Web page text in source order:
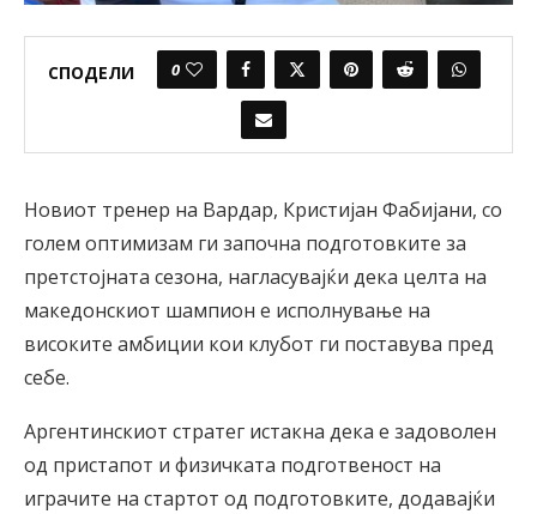
СПОДЕЛИ 0
Новиот тренер на Вардар, Кристијан Фабијани, со
голем оптимизам ги започна подготовките за
претстојната сезона, нагласувајќи дека целта на
македонскиот шампион е исполнување на
високите амбиции кои клубот ги поставува пред
себе.
Аргентинскиот стратег истакна дека е задоволен
од пристапот и физичката подготвеност на
играчите на стартот од подготовките, додавајќи